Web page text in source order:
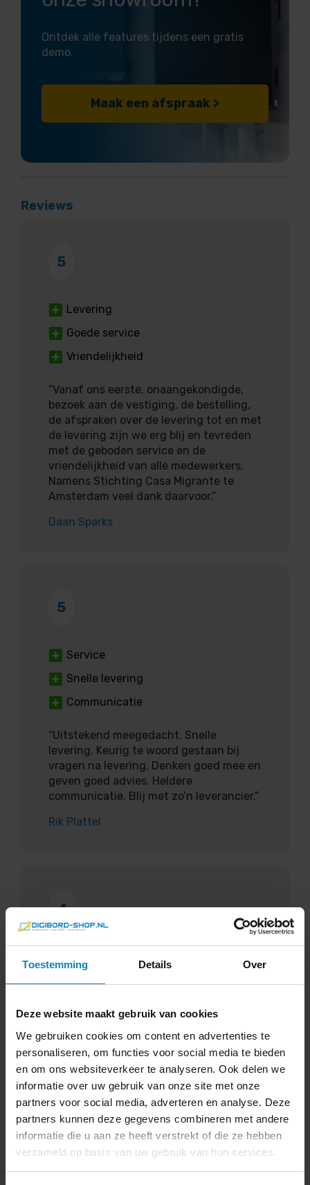
Toestemming Details Over
Deze website maakt gebruik van cookies
We gebruiken cookies om content en advertenties te
personaliseren, om functies voor social media te bieden
en om ons websiteverkeer te analyseren. Ook delen we
informatie over uw gebruik van onze site met onze
partners voor social media, adverteren en analyse. Deze
partners kunnen deze gegevens combineren met andere
informatie die u aan ze heeft verstrekt of die ze hebben
verzameld op basis van uw gebruik van hun services.
Ontdek alle features tijdens een gratis
demo.
Maak een afspraak >
Reviews
5
Levering
Goede service
Vriendelijkheid
“Vanaf ons eerste, onaangekondigde,
bezoek aan de vestiging, de bestelling,
de afspraken over de levering tot en met
de levering zijn we erg blij en tevreden
met de geboden service en de
vriendelijkheid van alle medewerkers.
Namens Stichting Casa Migrante te
Amsterdam veel dank daarvoor.”
Daan Sparks
5
Service
Snelle levering
Communicatie
“Uitstekend meegedacht. Snelle
levering. Keurig te woord gestaan bij
vragen na levering. Denken goed mee en
geven goed advies. Heldere
communicatie. Blij met zo’n leverancier.”
Rik Plattel
4
Kwaliteit
Duidelijke communicatie
“Goede producten, netjes afgeleverd.”
Hiske Huiting
5